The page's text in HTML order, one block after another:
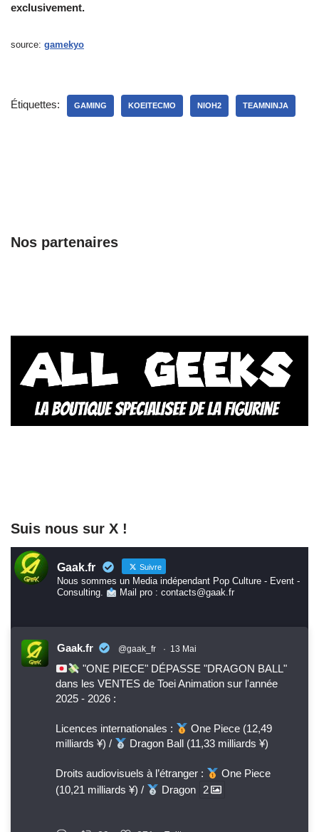
exclusivement.
source: gamekyo
Étiquettes: GAMING KOEITECMO NIOH2 TEAMNINJA
Nos partenaires
Suis nous sur X !
Gaak.fr Suivre
Nous sommes un Media indépendant Pop Culture - Event -
Consulting.
Mail pro : contacts@gaak.fr
Gaak.fr @gaak_fr · 13 Mai
"ONE PIECE" DÉPASSE "DRAGON BALL"
dans les VENTES de Toei Animation sur l'année
2025 - 2026 :
Licences internationales :
One Piece (12,49
milliards ¥) /
Dragon Ball (11,33 milliards ¥)
Droits audiovisuels à l’étranger :
One Piece
(10,21 milliards ¥) /
Dragon 2